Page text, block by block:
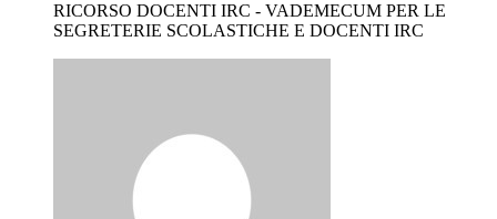
RICORSO DOCENTI IRC - VADEMECUM PER LE
SEGRETERIE SCOLASTICHE E DOCENTI IRC